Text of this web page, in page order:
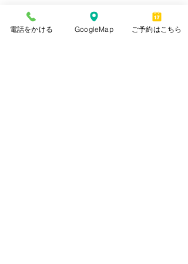
最新記事 すべて表示
電話をかける GoogleMap ご予約はこちら